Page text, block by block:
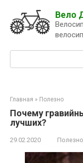
контенту
Вело
Главная » Полезно
Почему
лучших?
29.02.2020 Полезно